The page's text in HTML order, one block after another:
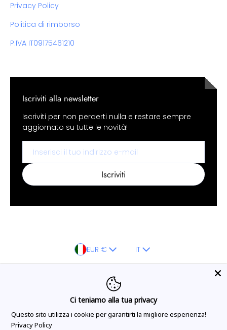
Privacy Policy
Politica di rimborso
P.IVA IT09175461210
Iscriviti alla newsletter
Iscriviti per non perderti nulla e restare sempre
aggiornato su tutte le novità!
Iscriviti
Paese/regione
EUR € Lingua
IT
Metodi di pagamentoCi teniamo alla tua privacy
Questo sito utilizza i cookie per garantirti la migliore esperienza!
Privacy Policy